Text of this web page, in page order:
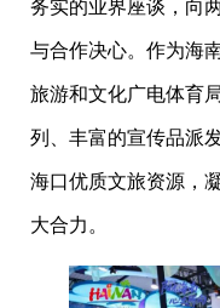
务实的业界座谈，向
与合作决心。作为海
旅游和文化广电体育
列、丰富的宣传品派
海口优质文旅资源，
大合力。